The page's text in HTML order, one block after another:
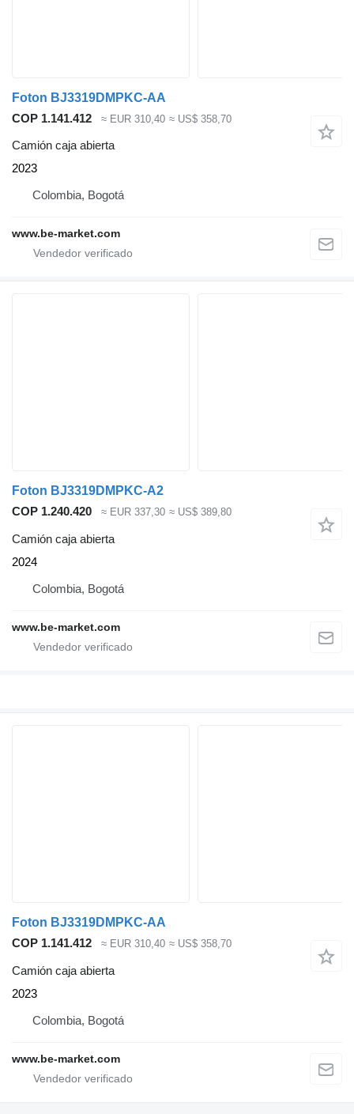
Foton BJ3319DMPKC-AA
COP 1.141.412
≈ EUR 310,40 ≈ US$ 358,70
Camión caja abierta
2023
Colombia, Bogotá
www.be-market.com
Foton BJ3319DMPKC-A2
COP 1.240.420
≈ EUR 337,30 ≈ US$ 389,80
Camión caja abierta
2024
Colombia, Bogotá
www.be-market.com
Foton BJ3319DMPKC-AA
COP 1.141.412
≈ EUR 310,40 ≈ US$ 358,70
Camión caja abierta
2023
Colombia, Bogotá
www.be-market.com